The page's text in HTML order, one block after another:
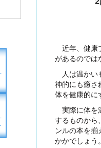
近年、健康
があるのでは
人は温かい
神的にも癒さ
体を健康的に
実際に体を
するものから
ンルの本を
かかでしょう。